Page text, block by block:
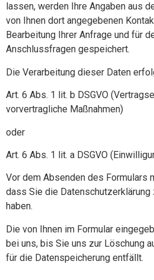
lassen, werden Ihre Angaben aus
von Ihnen dort angegebenen
Bearbeitung Ihrer Anfrage und für
Anschlussfragen gespeichert.
Die Verarbeitung dieser Daten
Art. 6 Abs. 1 lit. b DSGVO
vorvertragliche Maßnahmen)
oder
Art. 6 Abs. 1 lit. a DSGVO
Vor dem Absenden des Formulars
dass Sie die Datenschutzerklärung
haben.
Die von Ihnen im Formular
bei uns, bis Sie uns zur Löschung
für die Datenspeicherung entfällt.